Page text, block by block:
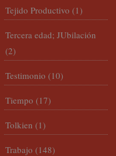
Tejido Productivo (1)
Tercera edad; JUbilación
(2)
Testimonio (10)
Tiempo (17)
Tolkien (1)
Trabajo (148)